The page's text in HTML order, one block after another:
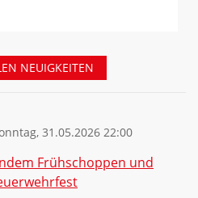
NEUIGKEITEN
31.05.2026 22:00
Frühschoppen und